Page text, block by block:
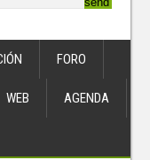
FORO
WEB AGENDA